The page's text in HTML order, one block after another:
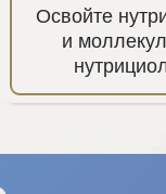
Освойте
и